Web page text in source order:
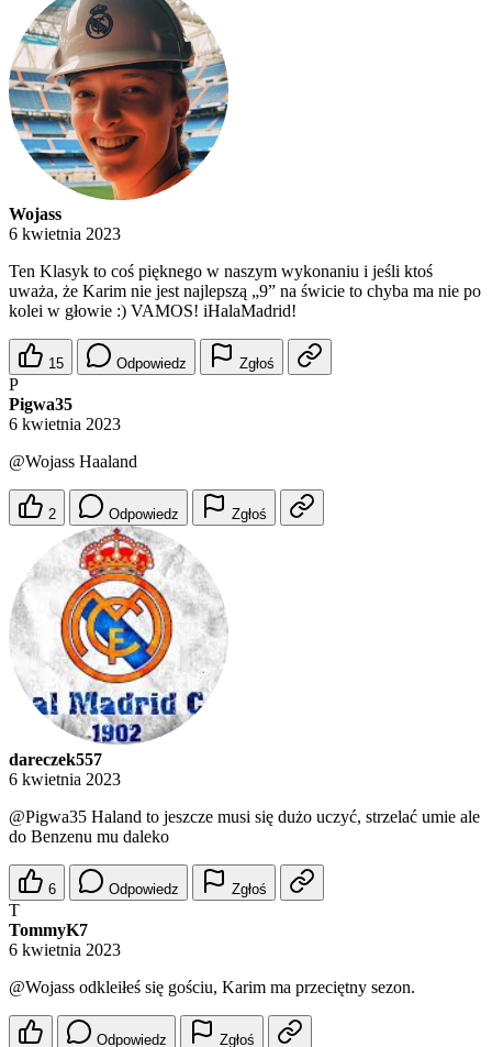
Wojass
6 kwietnia 2023
Ten Klasyk to coś pięknego w naszym wykonaniu i jeśli ktoś
uważa, że Karim nie jest najlepszą „9” na świcie to chyba ma nie po
kolei w głowie :) VAMOS! iHalaMadrid!
15 Odpowiedz Zgłoś
P
Pigwa35
6 kwietnia 2023
@Wojass Haaland
2 Odpowiedz Zgłoś
dareczek557
6 kwietnia 2023
@Pigwa35 Haland to jeszcze musi się dużo uczyć, strzelać umie ale
do Benzenu mu daleko
6 Odpowiedz Zgłoś
T
TommyK7
6 kwietnia 2023
@Wojass odkleiłeś się gościu, Karim ma przeciętny sezon.
Odpowiedz Zgłoś